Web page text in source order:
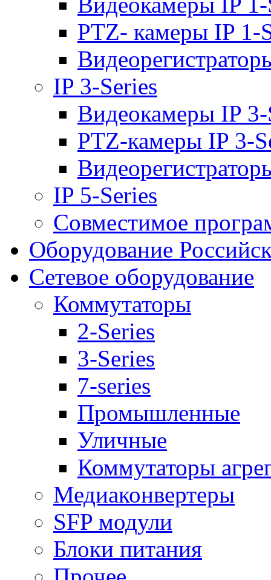
PTZ- камеры IP 1-
IP 3-Series
Видеокамеры IP 3-
PTZ-камеры IP 3-
IP 5-Series
Совместимое
Оборудование
Сетевое оборудование
Коммутаторы
2-Series
3-Series
7-series
Промышленные
Уличные
Коммутаторы
Медиаконвертеры
SFP модули
Блоки питания